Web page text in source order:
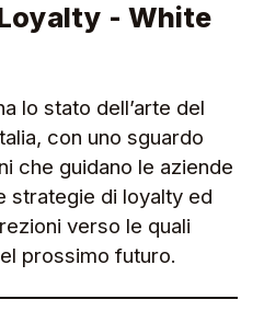
- White
lo stato dell’arte del
con uno sguardo
che guidano le aziende
strategie di loyalty ed
verso le quali
prossimo futuro.